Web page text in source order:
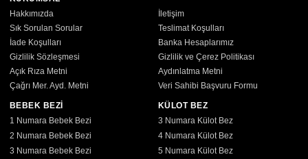
Hakkımızda
İletişim
Sık Sorulan Sorular
Teslimat Koşulları
İade Koşulları
Banka Hesaplarımız
Gizlilik Sözleşmesi
Gizlilik ve Çerez Politikası
Açık Rıza Metni
Aydınlatma Metni
Çağrı Mer. Ayd. Metni
Veri Sahibi Başvuru Formu
BEBEK BEZİ
1 Numara Bebek Bezi
2 Numara Bebek Bezi
3 Numara Bebek Bezi
KÜLOT BEZ
3 Numara Külot Bez
4 Numara Külot Bez
5 Numara Külot Bez